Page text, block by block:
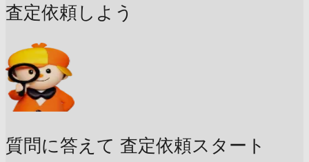
査定依頼しよう
質問に答えて 査定依頼スタート